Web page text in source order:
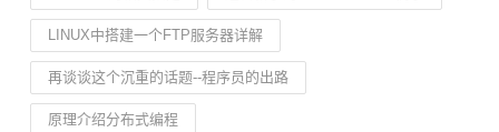
LINUX中搭建一个FTP服务器详解
再谈谈这个沉重的话题--程序员的出路
原理介绍分布式编程